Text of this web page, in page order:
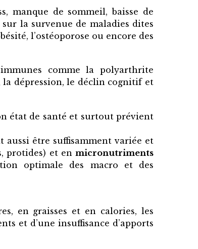
manque de sommeil, baisse de
la survenue de maladies dites
l’ostéoporose ou encore des
comme la polyarthrite
dépression, le déclin cognitif et
état de santé et surtout prévient
aussi être suffisamment variée et
protides) et enmicronutriments
optimale des macro et des
en graisses et en calories, les
et d’une insuffisance d’apports